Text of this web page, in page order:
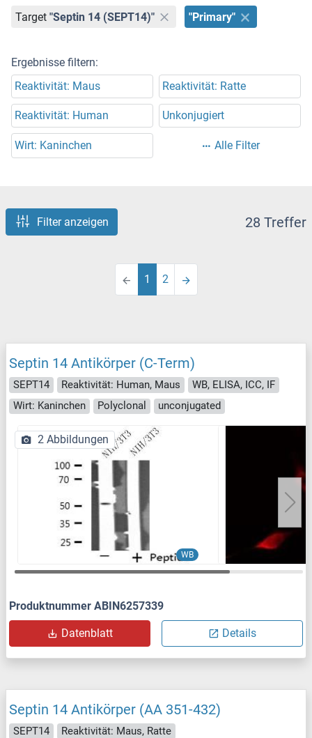
Target "Septin 14 (SEPT14)" "Primary"
Ergebnisse filtern:
Reaktivität: Maus
Reaktivität: Ratte
Reaktivität: Human Unkonjugiert
Wirt: Kaninchen Alle Filter
Filter anzeigen 28 Treffer
1 2
Septin 14 Antikörper (C-Term)
SEPT14 Reaktivität: Human, Maus
WB, ELISA, ICC, IF
Wirt: Kaninchen
Polyclonal unconjugated
WB
2 Abbildungen
Produktnummer ABIN6257339
Datenblatt Details
Septin 14 Antikörper (AA 351-432)
SEPT14
Reaktivität: Maus, Ratte